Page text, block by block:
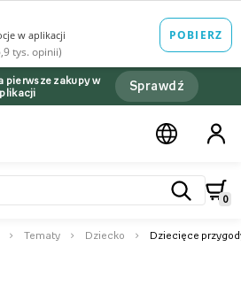
pierwsze zakupy w
Sprawdź
0
Tematy Dziecko Dziecięce